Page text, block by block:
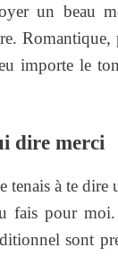
un beau
Romantique,
importe le
dire merci
tenais à te dire
fais pour moi.
sont